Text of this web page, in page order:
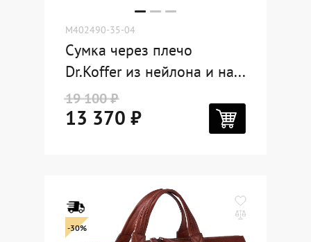
M402490-35-04
Сумка через плечо
Dr.Koffer из нейлона и на...
19 100 ₽
13 370 ₽
-30%